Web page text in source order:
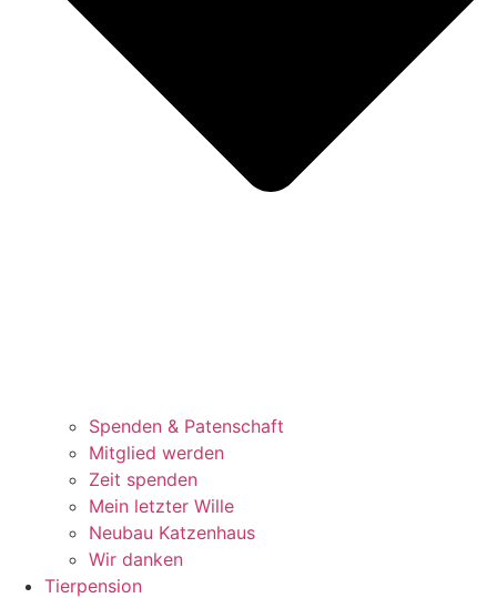
Spenden & Patenschaft
Mitglied werden
Zeit spenden
Mein letzter Wille
Neubau Katzenhaus
Wir danken
Tierpension